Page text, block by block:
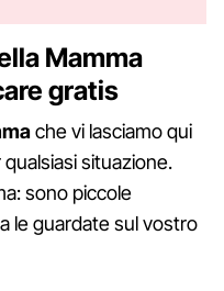
Mamma
gratis
che vi lasciamo qui
situazione.
sono piccole
le guardate sul vostro